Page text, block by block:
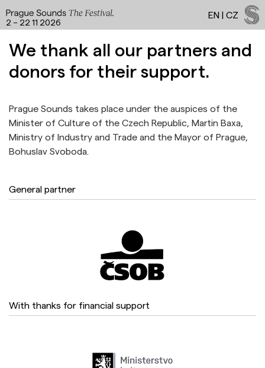
2 – 22 11 2026 Programme
EN | CZ
We thank all our partners and
donors for their support.
Prague Sounds takes place under the auspices of the
Minister of Culture of the Czech Republic, Martin Baxa,
Ministry of Industry and Trade and the Mayor of Prague,
Bohuslav Svoboda.
General partner
With thanks for financial support
Facebook Instagram YouTube Spotify LinkedIn